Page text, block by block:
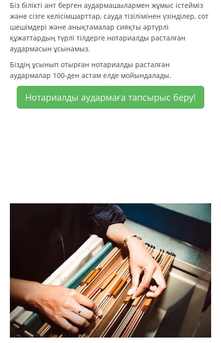
Біз білікті ант берген аудармашылармен жұмыс істейміз
және сізге келісімшарттар, сауда тізілімінен үзінділер, сот
шешімдері және анықтамалар сияқты әртүрлі
құжаттардың түрлі тілдерге нотариалды расталған
аудармасын ұсынамыз.
Біздің ұсынып отырған нотариалды расталған
аудармалар 100-ден астам елде мойындалады.
Нотариалды аудармаға тапсырыс беру!